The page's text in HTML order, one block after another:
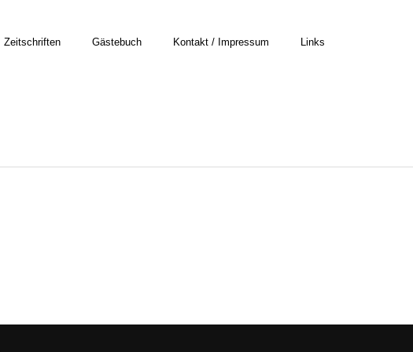
Zeitschriften Gästebuch Kontakt / Impressum Links